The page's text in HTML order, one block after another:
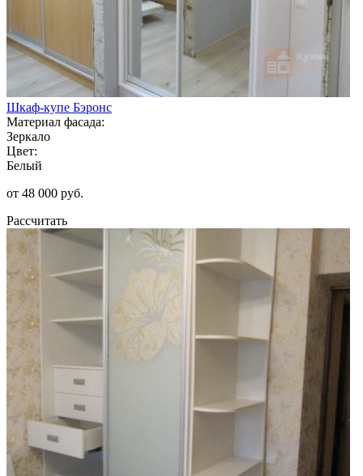
Шкаф-купе Бэронс
Материал фасада:
Зеркало
Цвет:
Белый
от 48 000 руб.
Рассчитать